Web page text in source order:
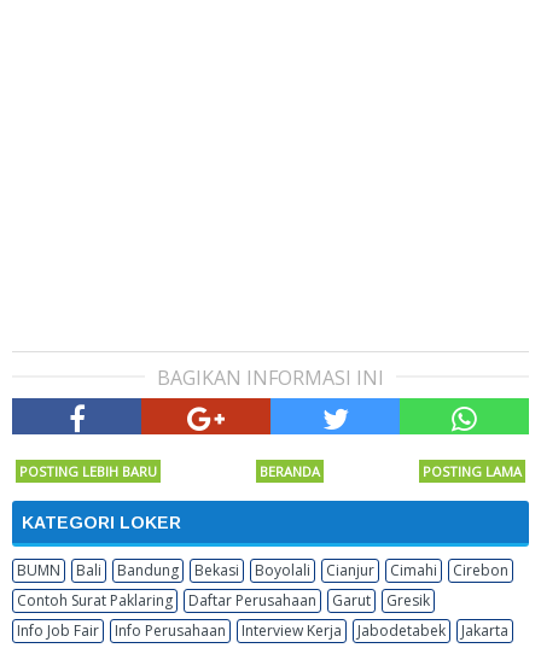
BAGIKAN INFORMASI INI
POSTING LEBIH BARU POSTING LAMA
BERANDA
KATEGORI LOKER
BUMN Bali Bandung Bekasi Boyolali Cianjur Cimahi
Cirebon
Contoh Surat Paklaring
Daftar Perusahaan Garut
Gresik
Info Job Fair
Info Perusahaan Interview Kerja Jabodetabek
Jakarta